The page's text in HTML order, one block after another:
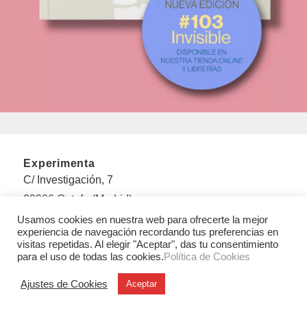
Experimenta
C/ Investigación, 7
28906 Getafe (Madrid)
T. +34 91 6846116
Legales
Aviso legal
Condiciones Generales de Uso y Venta
Usamos cookies en nuestra web para ofrecerte la mejor
experiencia de navegación recordando tus preferencias en
visitas repetidas. Al elegir "Aceptar", das tu consentimiento
para el uso de todas las cookies.Política de Cookies
Ajustes de Cookies Aceptar